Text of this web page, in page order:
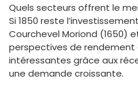
Quels secteurs offrent le
Si 1850 reste
Courchevel Moriond (1650)
perspectives de
intéressantes grâce aux
une demande croissante.